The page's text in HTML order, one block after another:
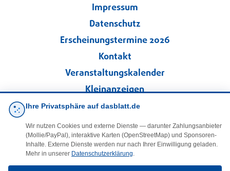
Impressum
Datenschutz
Erscheinungstermine 2026
Kontakt
Veranstaltungskalender
Kleinanzeigen
Folgen Sie uns!
Ihre Privatsphäre auf dasblatt.de
Wir nutzen Cookies und externe Dienste — darunter Zahlungsanbieter
(Mollie/PayPal), interaktive Karten (OpenStreetMap) und Sponsoren-
Inhalte. Externe Dienste werden nur nach Ihrer Einwilligung geladen.
Mehr in unserer Datenschutzerklärung.